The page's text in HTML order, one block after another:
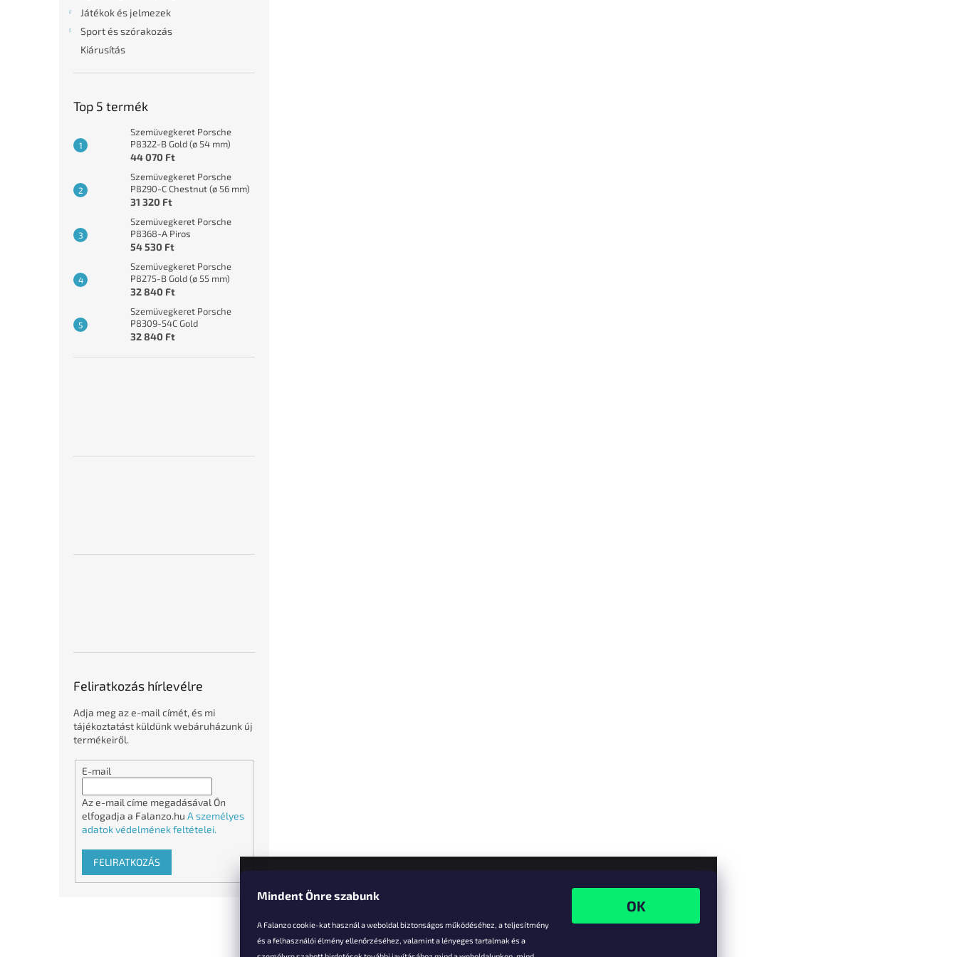
Mindent Önre szabunk
A Falanzo cookie-kat használ a weboldal biztonságos működéséhez, a teljesítmény
és a felhasználói élmény ellenőrzéséhez, valamint a lényeges tartalmak és a
Játékok és jelmezek
Sport és szórakozás
Kiárusítás
Top 5 termék
Szemüvegkeret Porsche
P8322-B Gold (ø 54 mm)
44 070 Ft
Szemüvegkeret Porsche
P8290-C Chestnut (ø 56 mm)
31 320 Ft
Szemüvegkeret Porsche
P8368-A Piros
54 530 Ft
Szemüvegkeret Porsche
P8275-B Gold (ø 55 mm)
32 840 Ft
Szemüvegkeret Porsche
P8309-54C Gold
32 840 Ft
Feliratkozás hírlevélre
Adja meg az e-mail címét, és mi
tájékoztatást küldünk webáruházunk új
termékeiről.
E-mail
Az e-mail címe megadásával Ön
elfogadja a Falanzo.hu A személyes
adatok védelmének feltételei.
FELIRATKOZÁS